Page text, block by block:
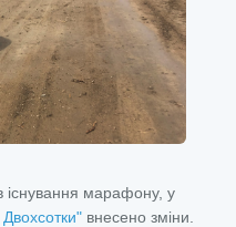
існування марафону, у
Двохсотки" внесено зміни.